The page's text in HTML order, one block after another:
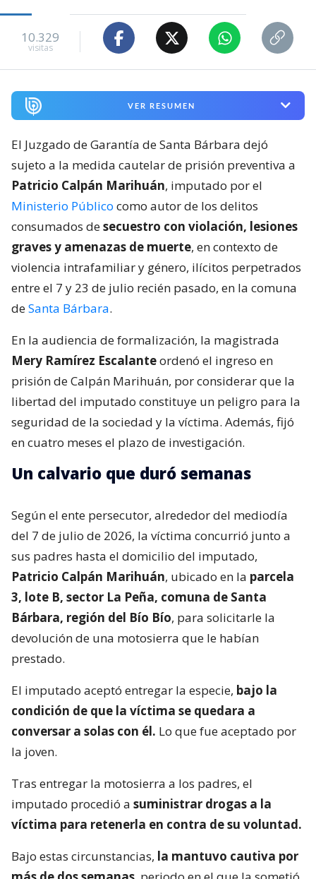
10.329
visitas
VER RESUMEN
El Juzgado de Garantía de Santa Bárbara dejó
sujeto a la medida cautelar de prisión preventiva a
Patricio Calpán Marihuán, imputado por el
Ministerio Público como autor de los delitos
consumados desecuestro con violación, lesiones
graves y amenazas de muerte, en contexto de
violencia intrafamiliar y género, ilícitos perpetrados
entre el 7 y 23 de julio recién pasado, en la comuna
deSanta Bárbara.
En la audiencia de formalización, la magistrada
Mery Ramírez Escalanteordenó el ingreso en
prisión de Calpán Marihuán, por considerar que la
libertad del imputado constituye un peligro para la
seguridad de la sociedad y la víctima. Además, fijó
en cuatro meses el plazo de investigación.
Un calvario que duró semanas
Según el ente persecutor, alrededor del mediodía
del 7 de julio de 2026, la víctima concurrió junto a
sus padres hasta el domicilio del imputado,
Patricio Calpán Marihuán, ubicado en la parcela
3, lote B, sector La Peña, comuna de Santa
Bárbara, región del Bío Bío, para solicitarle la
devolución de una motosierra que le habían
prestado.
El imputado aceptó entregar la especie, bajo la
condición de que la víctima se quedara a
conversar a solas con él. Lo que fue aceptado por
la joven.
Tras entregar la motosierra a los padres, el
imputado procedió a suministrar drogas a la
víctima para retenerla en contra de su voluntad.
Bajo estas circunstancias, la mantuvo cautiva por